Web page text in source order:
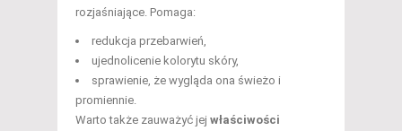
rozjaśniające. Pomaga:
redukcja przebarwień,
ujednolicenie kolorytu skóry,
sprawienie, że wygląda ona świeżo i
promiennie.
Warto także zauważyć jej właściwości